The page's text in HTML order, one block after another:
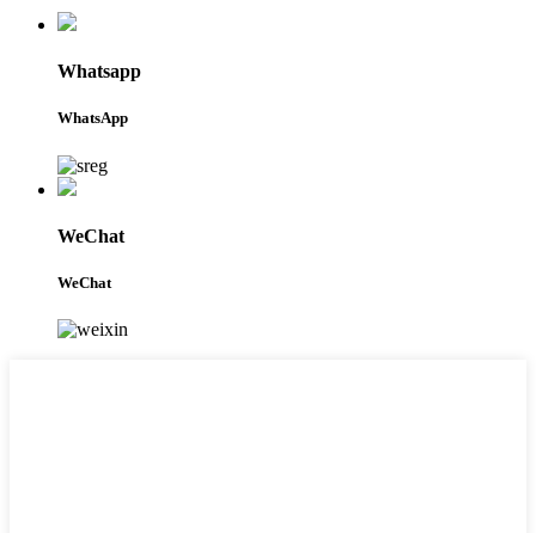
Whatsapp
WhatsApp
WeChat
WeChat